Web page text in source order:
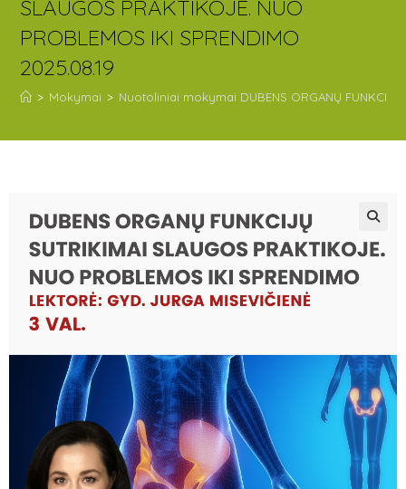
SLAUGOS PRAKTIKOJE. NUO
PROBLEMOS IKI SPRENDIMO
2025.08.19
> Mokymai > Nuotoliniai mokymai DUBENS ORGANŲ FUNKCIJŲ